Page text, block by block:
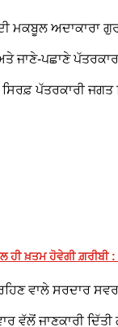
ਦੀ ਮਕਬੂਲ ਅਦਾਕਾਰਾ
ਜਾਣੇ-ਪਛਾਣੇ
ਪੱਤਰਕਾਰੀ
ਹੀ ਖ਼ਤਮ ਹੋਵੇਗੀ ਗ਼ਰੀਬੀ
ਵਾਲੇ ਸਰਦਾਰ
ਵੱਲੋਂ ਜਾਣਕਾਰੀ